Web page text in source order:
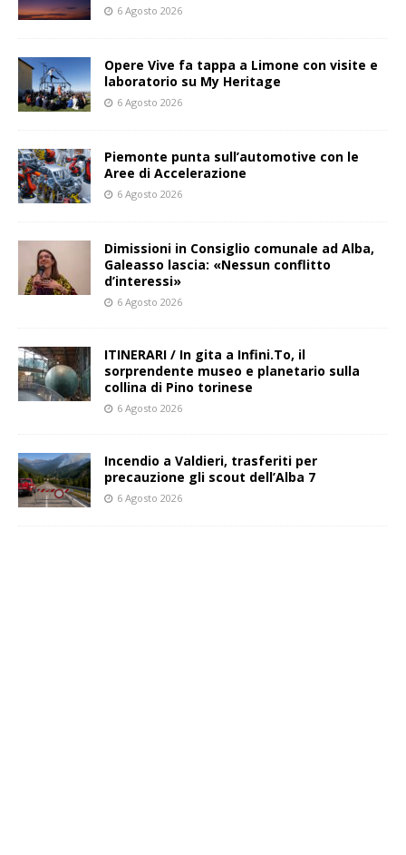
6 Agosto 2026
Opere Vive fa tappa a Limone con visite e
laboratorio su My Heritage
6 Agosto 2026
Piemonte punta sull’automotive con le
Aree di Accelerazione
6 Agosto 2026
Dimissioni in Consiglio comunale ad Alba,
Galeasso lascia: «Nessun conflitto
d’interessi»
6 Agosto 2026
ITINERARI / In gita a Infini.To, il
sorprendente museo e planetario sulla
collina di Pino torinese
6 Agosto 2026
Incendio a Valdieri, trasferiti per
precauzione gli scout dell’Alba 7
6 Agosto 2026